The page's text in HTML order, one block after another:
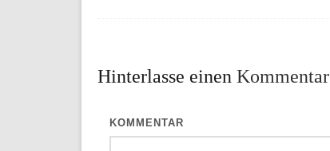
Hinterlasse einen Kommentar
KOMMENTAR